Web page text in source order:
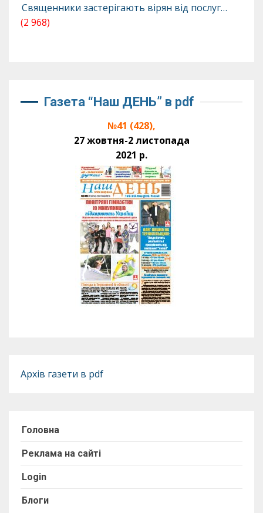
Священники застерігають вірян від послуг…
(2 968)
Газета “Наш ДЕНЬ” в pdf
№41 (428),
27 жовтня-2 листопада
2021 р.
Архів газети в pdf
Головна
Реклама на сайті
Login
Блоги